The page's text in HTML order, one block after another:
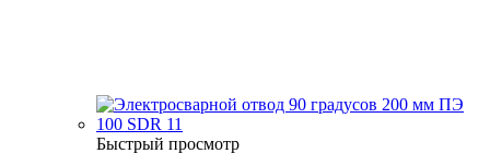
Быстрый просмотр